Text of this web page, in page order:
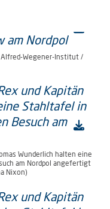
Alfred-Wegener-Institut /
Wunderlich halten eine
am Nordpol angefertigt
Nixon)